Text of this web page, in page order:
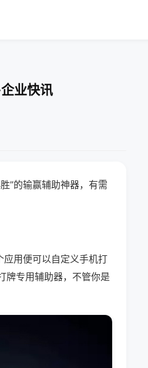
业快讯
”的输赢辅助神器，有需
应用便可以自定义手机打
牌专用辅助器，不管你是